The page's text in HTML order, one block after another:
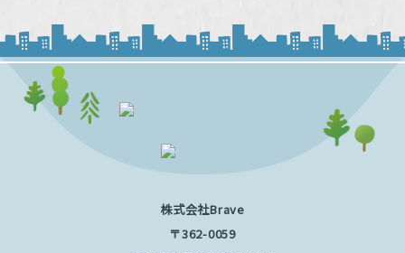
株式会社Brave
〒362-0059